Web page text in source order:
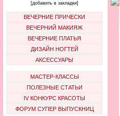
[добавить в закладки]
ВЕЧЕРНИЕ ПРИЧЕСКИ
ВЕЧЕРНИЙ МАКИЯЖ
ВЕЧЕРНИЕ ПЛАТЬЯ
ДИЗАЙН НОГТЕЙ
АКСЕССУАРЫ
МАСТЕР-КЛАССЫ
ПОЛЕЗНЫЕ СТАТЬИ
IV КОНКУРС КРАСОТЫ
ФОРУМ СУПЕР ВЫПУСКНИЦ